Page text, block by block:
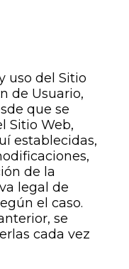
uso del Sitio
de Usuario,
que se
Sitio Web,
establecidas,
de la
legal de
el caso.
se
cada vez